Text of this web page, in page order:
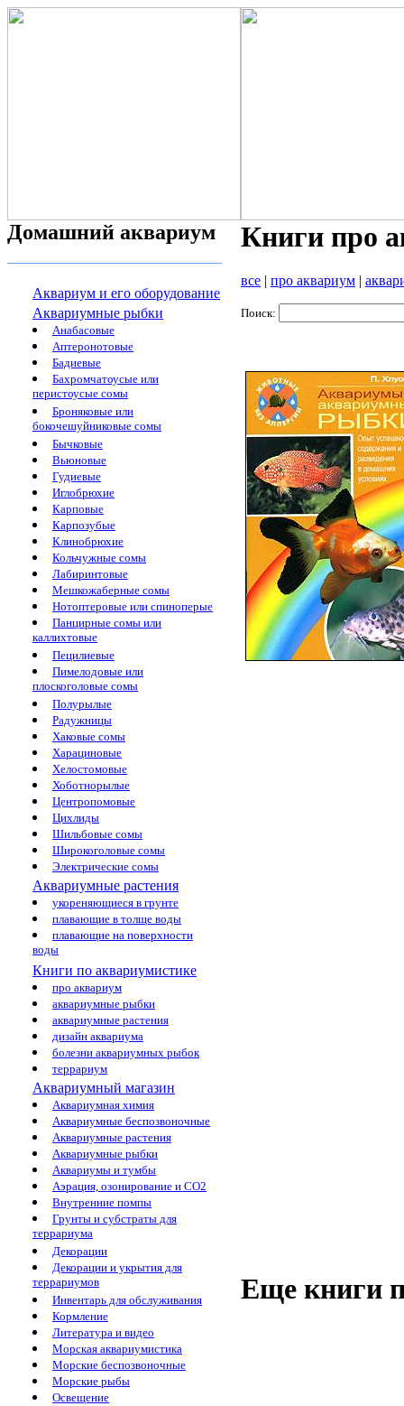
Домашний аквариум
Аквариум и его оборудование
Аквариумные рыбки
Анабасовые
Аптеронотовые
Бадиевые
Бахромчатоусые или
перистоусые сомы
Броняковые или
бокочешуйниковые сомы
Бычковые
Вьюновые
Гудиевые
Иглобрюхие
Карповые
Карпозубые
Клинобрюхие
Кольчужные сомы
Лабиринтовые
Мешкожаберные сомы
Нотоптеровые или спиноперые
Панцирные сомы или
каллихтовые
Пецилиевые
Пимелодовые или
плоскоголовые сомы
Полурылые
Радужницы
Хаковые сомы
Харациновые
Хелостомовые
Хоботнорылые
Центропомовые
Цихлиды
Шильбовые сомы
Широкоголовые сомы
Электрические сомы
Аквариумные растения
укореняющиеся в грунте
плавающие в толще воды
плавающие на поверхности
воды
Книги по аквариумистике
про аквариум
аквариумные рыбки
аквариумные растения
дизайн аквариума
болезни аквариумных рыбок
террариум
Аквариумный магазин
Аквариумная химия
Аквариумные беспозвоночные
Аквариумные растения
Аквариумные рыбки
Аквариумы и тумбы
Аэрация, озонирование и CO2
Внутренние помпы
Грунты и субстраты для
террариума
Декорации
Декорации и укрытия для
террариумов
Инвентарь для обслуживания
Кормление
Литература и видео
Морская аквариумистика
Морские беспозвоночные
Морские рыбы
Освещение
Книги про
все | про аквариум |
Поиск:
Еще книги